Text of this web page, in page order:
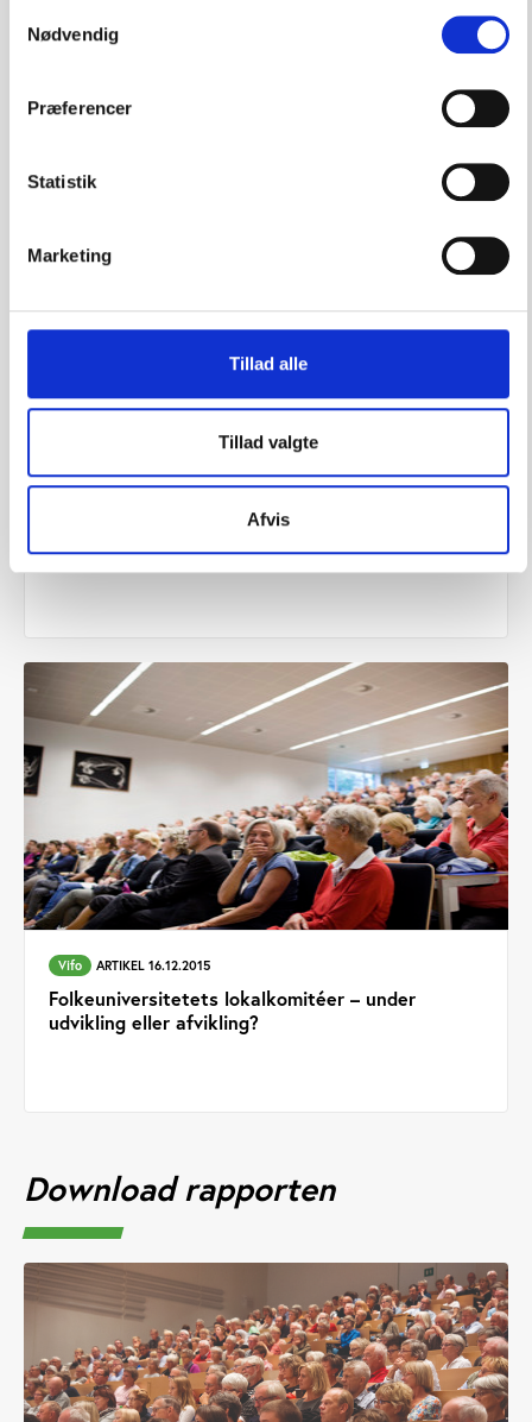
Nødvendig
Præferencer
Statistik
Marketing
Tillad alle
Tillad valgte
Afvis
Samfundsudviklingen udfordrer
Vifo KOMMENTAR 16.12.2015
Folkeuniversitetet trænger til selvransagelse
Vifo ARTIKEL 16.12.2015
Folkeuniversitetets lokalkomitéer – under
udvikling eller afvikling?
Download rapporten